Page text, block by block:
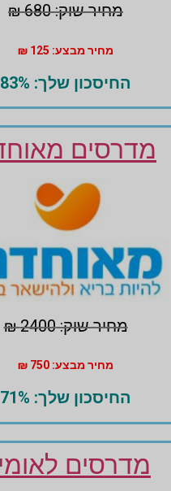
מחיר שוק: 680 ₪
מחיר מבצע: 125 ₪
החיסכון שלך: 83%
מדרסים
מחיר שוק: 2400 ₪
מחיר מבצע: 750 ₪
החיסכון שלך: 71%
מדרסים